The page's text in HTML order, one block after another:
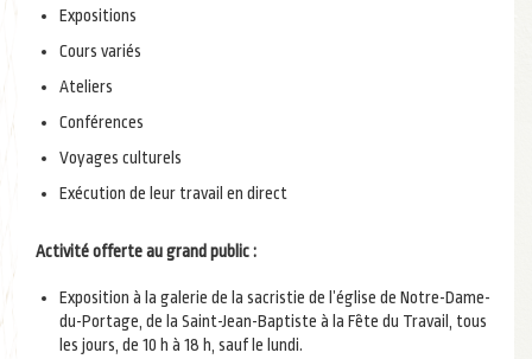
Expositions
Cours variés
Ateliers
Conférences
Voyages culturels
Exécution de leur travail en direct
Activité offerte au grand public :
Exposition à la galerie de la sacristie de l’église de Notre-Dame-
du-Portage, de la Saint-Jean-Baptiste à la Fête du Travail, tous
les jours, de 10 h à 18 h, sauf le lundi.